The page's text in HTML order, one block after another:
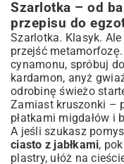
Szarlotka – od
przepisu do
Szarlotka. Klasyk.
przejść
cynamonu, spróbuj
kardamon, anyż
odrobinę świeżo
Zamiast kruszonki –
płatkami migdałów i
A jeśli szukasz
ciasto z jabłkami,
plastry, ułóż na